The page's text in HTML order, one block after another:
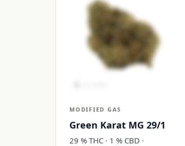
MODIFIED GAS
Green Karat MG 29/1
29 % THC · 1 % CBD ·